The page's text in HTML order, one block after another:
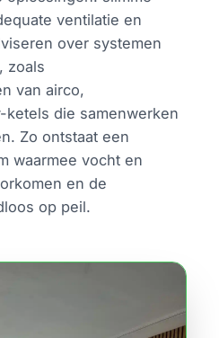
ventilatie en
over systemen
zoals
van airco,
ketels die samenwerken
Zo ontstaat een
waarmee vocht en
en de
op peil.